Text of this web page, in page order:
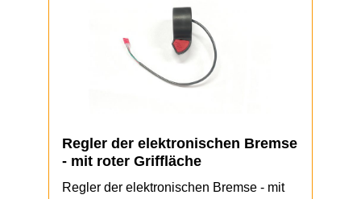
Regler der elektronischen Bremse
- mit roter Griffläche
Regler der elektronischen Bremse - mit